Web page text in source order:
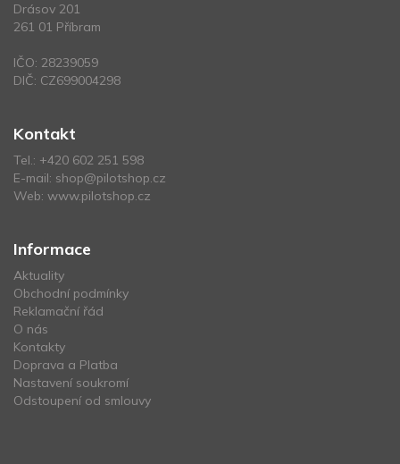
Drásov 201
261 01 Příbram
IČO: 28239059
DIČ: CZ699004298
Kontakt
Tel.: +420 602 251 598
E-mail: shop@pilotshop.cz
Web: www.pilotshop.cz
Informace
Aktuality
Obchodní podmínky
Reklamační řád
O nás
Kontakty
Doprava a Platba
Nastavení soukromí
Odstoupení od smlouvy